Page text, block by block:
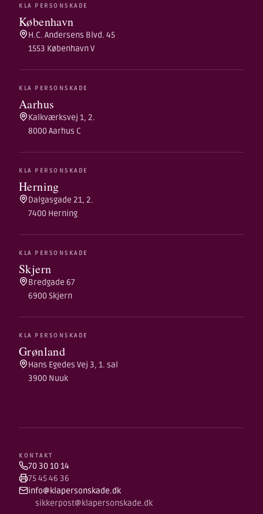
KLA PERSONSKADE
København
H.C. Andersens Blvd. 45
1553 København V
KLA PERSONSKADE
Aarhus
Kalkværksvej 1, 2.
8000 Aarhus C
KLA PERSONSKADE
Herning
Dalgasgade 21, 2.
7400 Herning
KLA PERSONSKADE
Skjern
Bredgade 67
6900 Skjern
KLA PERSONSKADE
Grønland
Hans Egedes Vej 3, 1. sal
3900 Nuuk
KONTAKT
70 30 10 14
75 45 46 36
info@klapersonskade.dk
sikkerpost@klapersonskade.dk